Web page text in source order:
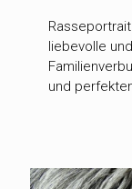
liebevolle
und